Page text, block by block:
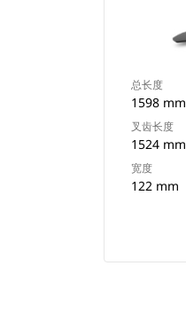
总长度
1598 mm
叉齿长度
1524 mm
宽度
122 mm